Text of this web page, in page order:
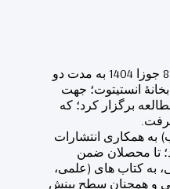
این نهاد تحصیلی-صحی به تاریخ 7 و 8 جوزا 1404 به مدت دو
انستیتوت؛ جهت
برگزار کرد؛ که
به همکاری انتشارات
تا محصلان ضمن
به کتاب های (علمی،
و همچنان سطح بینش